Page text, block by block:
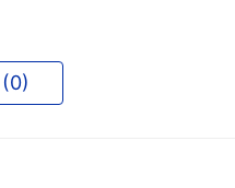
为他们提供了一种新的创
些数据进行查询和管理。
肯定有一些内容管理的要
0)